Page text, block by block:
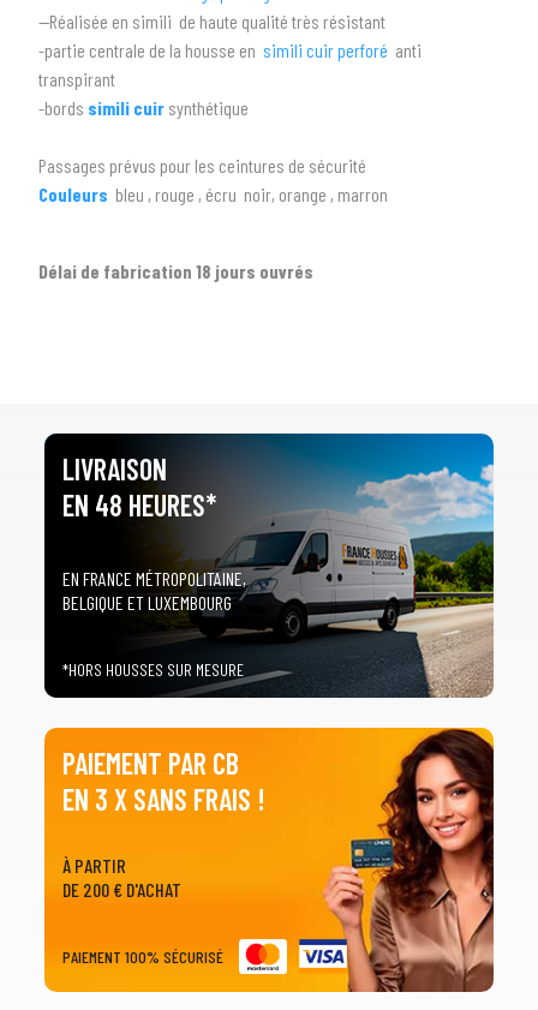
PRÉCISEZ LE MODÈLE
Tous les modèles
--Réalisée en simili de haute qualité très résistant
-partie centrale de la housse en simili cuir perforé anti
transpirant
-bords simili cuir synthétique
Passages prévus pour les ceintures de sécurité
Couleurs bleu , rouge , écru noir, orange , marron
Délai de fabrication 18 jours ouvrés
LIVRAISON
EN 48 HEURES*
EN FRANCE MÉTROPOLITAINE,
BELGIQUE ET LUXEMBOURG
*HORS HOUSSES SUR MESURE
PAIEMENT PAR CB
EN 3 X SANS FRAIS !
À PARTIR
DE 200 € D'ACHAT
PAIEMENT 100% SÉCURISÉ